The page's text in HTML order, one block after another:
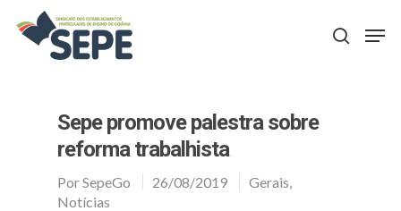
Sepe promove palestra sobre
reforma trabalhista
PorSepeGo 26/08/2019 Gerais,
Notícias